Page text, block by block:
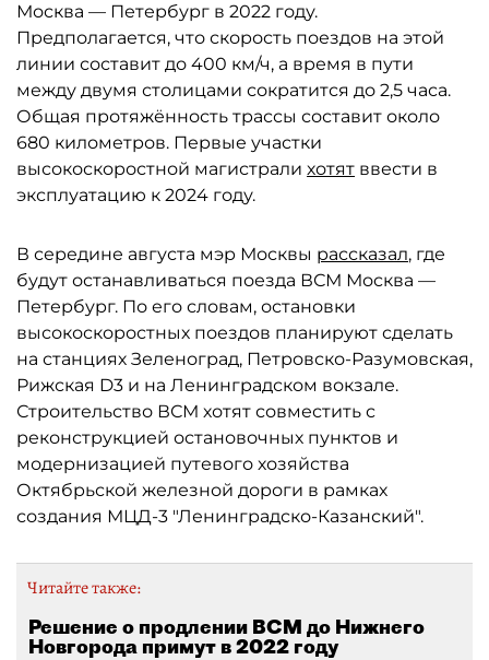
Москва — Петербург в 2022 году.
Предполагается, что скорость поездов на этой
линии составит до 400 км/ч, а время в пути
между двумя столицами сократится до 2,5 часа.
Общая протяжённость трассы составит около
680 километров. Первые участки
высокоскоростной магистрали хотят ввести в
эксплуатацию к 2024 году.
В середине августа мэр Москвы рассказал, где
будут останавливаться поезда ВСМ Москва —
Петербург. По его словам, остановки
высокоскоростных поездов планируют сделать
на станциях Зеленоград, Петровско-Разумовская,
Рижская D3 и на Ленинградском вокзале.
Строительство ВСМ хотят совместить с
реконструкцией остановочных пунктов и
модернизацией путевого хозяйства
Октябрьской железной дороги в рамках
создания МЦД-3 "Ленинградско-Казанский".
Читайте также:
Решение о продлении ВСМ до Нижнего
Новгорода примут в 2022 году